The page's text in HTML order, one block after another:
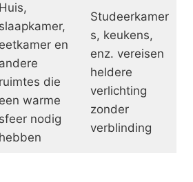
Huis,
slaapkamer,
eetkamer en
andere
ruimtes die
een warme
sfeer nodig
hebben
Studeerkamer
s, keukens,
enz. vereisen
heldere
verlichting
zonder
verblinding